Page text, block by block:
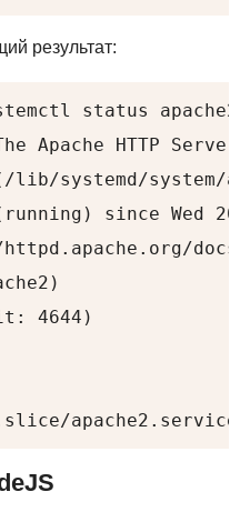
результат:
status apache2
Apache HTTP Server
lib/systemd/
since Wed
4644)
apache2.service